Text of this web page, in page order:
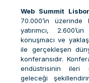
Web Summit
70.000’in üzerinde
yatırımcı,
konuşmacı ve
ile gerçekleşen
konferansıdır.
endüstrisinin ileri
geleceği